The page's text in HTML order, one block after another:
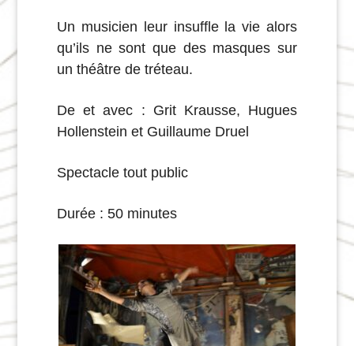
Un musicien leur insuffle la vie alors
qu’ils ne sont que des masques sur
un théâtre de tréteau.
De et avec : Grit Krausse, Hugues
Hollenstein et Guillaume Druel
Spectacle tout public
Durée : 50 minutes